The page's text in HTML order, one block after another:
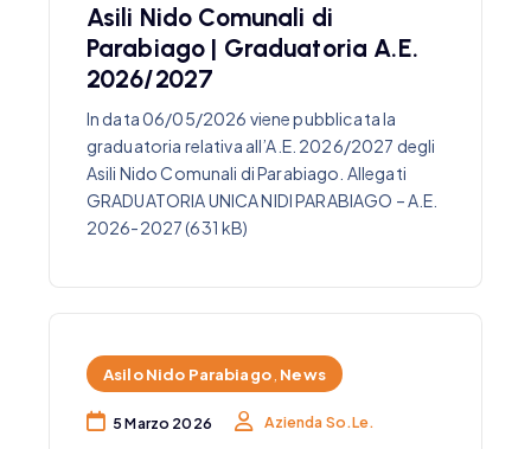
Asili Nido Comunali di
Parabiago | Graduatoria A.E.
2026/2027
In data 06/05/2026 viene pubblicata la
graduatoria relativa all’A.E. 2026/2027 degli
Asili Nido Comunali di Parabiago. Allegati
GRADUATORIA UNICA NIDI PARABIAGO – A.E.
2026-2027 (631 kB)
Asilo Nido Parabiago, News
5 Marzo 2026 Azienda So.Le.